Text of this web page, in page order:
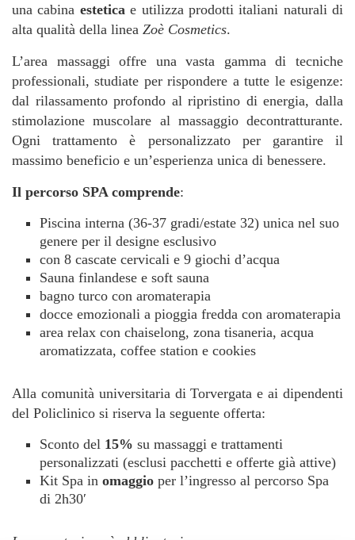
una cabina estetica e utilizza prodotti italiani naturali di
alta qualità della linea Zoè Cosmetics.
L’area massaggi offre una vasta gamma di tecniche
professionali, studiate per rispondere a tutte le esigenze:
dal rilassamento profondo al ripristino di energia, dalla
stimolazione muscolare al massaggio decontratturante.
Ogni trattamento è personalizzato per garantire il
massimo beneficio e un’esperienza unica di benessere.
Il percorso SPA comprende:
Piscina interna (36-37 gradi/estate 32) unica nel suo
genere per il designe esclusivo
con 8 cascate cervicali e 9 giochi d’acqua
Sauna finlandese e soft sauna
bagno turco con aromaterapia
docce emozionali a pioggia fredda con aromaterapia
area relax con chaiselong, zona tisaneria, acqua
aromatizzata, coffee station e cookies
Alla comunità universitaria di Torvergata e ai dipendenti
del Policlinico si riserva la seguente offerta:
Sconto del 15% su massaggi e trattamenti
personalizzati (esclusi pacchetti e offerte già attive)
Kit Spa in omaggio per l’ingresso al percorso Spa
di 2h30′